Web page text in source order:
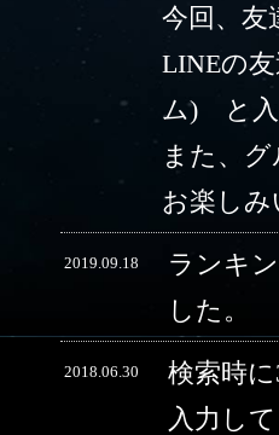
今回、友
LINEの
ム) と入
また、
お楽しみ
2019.09.18
ランキ
した。
2018.06.30
検索時
入力し